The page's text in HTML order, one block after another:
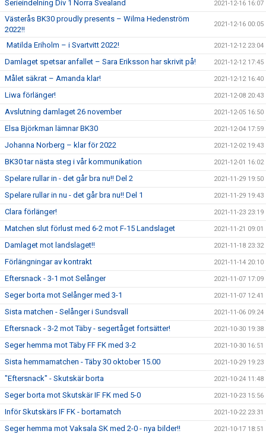
Serieindelning Div 1 Norra Svealand 2021-12-16 16:07
Västerås BK30 proudly presents – Wilma Hedenström
2022!!
2021-12-16 00:05
Matilda Eriholm – i Svartvitt 2022! 2021-12-12 23:04
Damlaget spetsar anfallet – Sara Eriksson har skrivit på! 2021-12-12 17:45
Målet säkrat – Amanda klar! 2021-12-12 16:40
Liwa förlänger! 2021-12-08 20:43
Avslutning damlaget 26 november 2021-12-05 16:50
Elsa Björkman lämnar BK30 2021-12-04 17:59
Johanna Norberg – klar för 2022 2021-12-02 19:43
BK30 tar nästa steg i vår kommunikation 2021-12-01 16:02
Spelare rullar in - det går bra nu!! Del 2 2021-11-29 19:50
Spelare rullar in nu - det går bra nu!! Del 1 2021-11-29 19:43
Clara förlänger! 2021-11-23 23:19
Matchen slut förlust med 6-2 mot F-15 Landslaget 2021-11-21 09:01
Damlaget mot landslaget!! 2021-11-18 23:32
Förlängningar av kontrakt 2021-11-14 20:10
Eftersnack - 3-1 mot Selånger 2021-11-07 17:09
Seger borta mot Selånger med 3-1 2021-11-07 12:41
Sista matchen - Selånger i Sundsvall 2021-11-06 09:24
Eftersnack - 3-2 mot Täby - segertåget fortsätter! 2021-10-30 19:38
Seger hemma mot Täby FF FK med 3-2 2021-10-30 16:51
Sista hemmamatchen - Täby 30 oktober 15.00 2021-10-29 19:23
"Eftersnack" - Skutskär borta 2021-10-24 11:48
Seger borta mot Skutskär IF FK med 5-0 2021-10-23 15:56
Inför Skutskärs IF FK - bortamatch 2021-10-22 23:31
Seger hemma mot Vaksala SK med 2-0 - nya bilder!! 2021-10-17 18:51